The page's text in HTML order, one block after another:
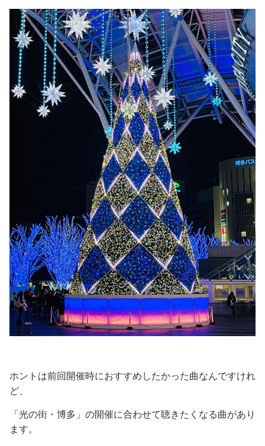
ホントは前回開催時におすすめしたかった曲なんですけれ
ど、
「光の街・博多」の開催に合わせて聴きたくなる曲があり
ます。